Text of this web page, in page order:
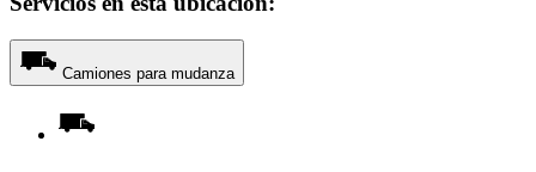
Camiones para mudanza